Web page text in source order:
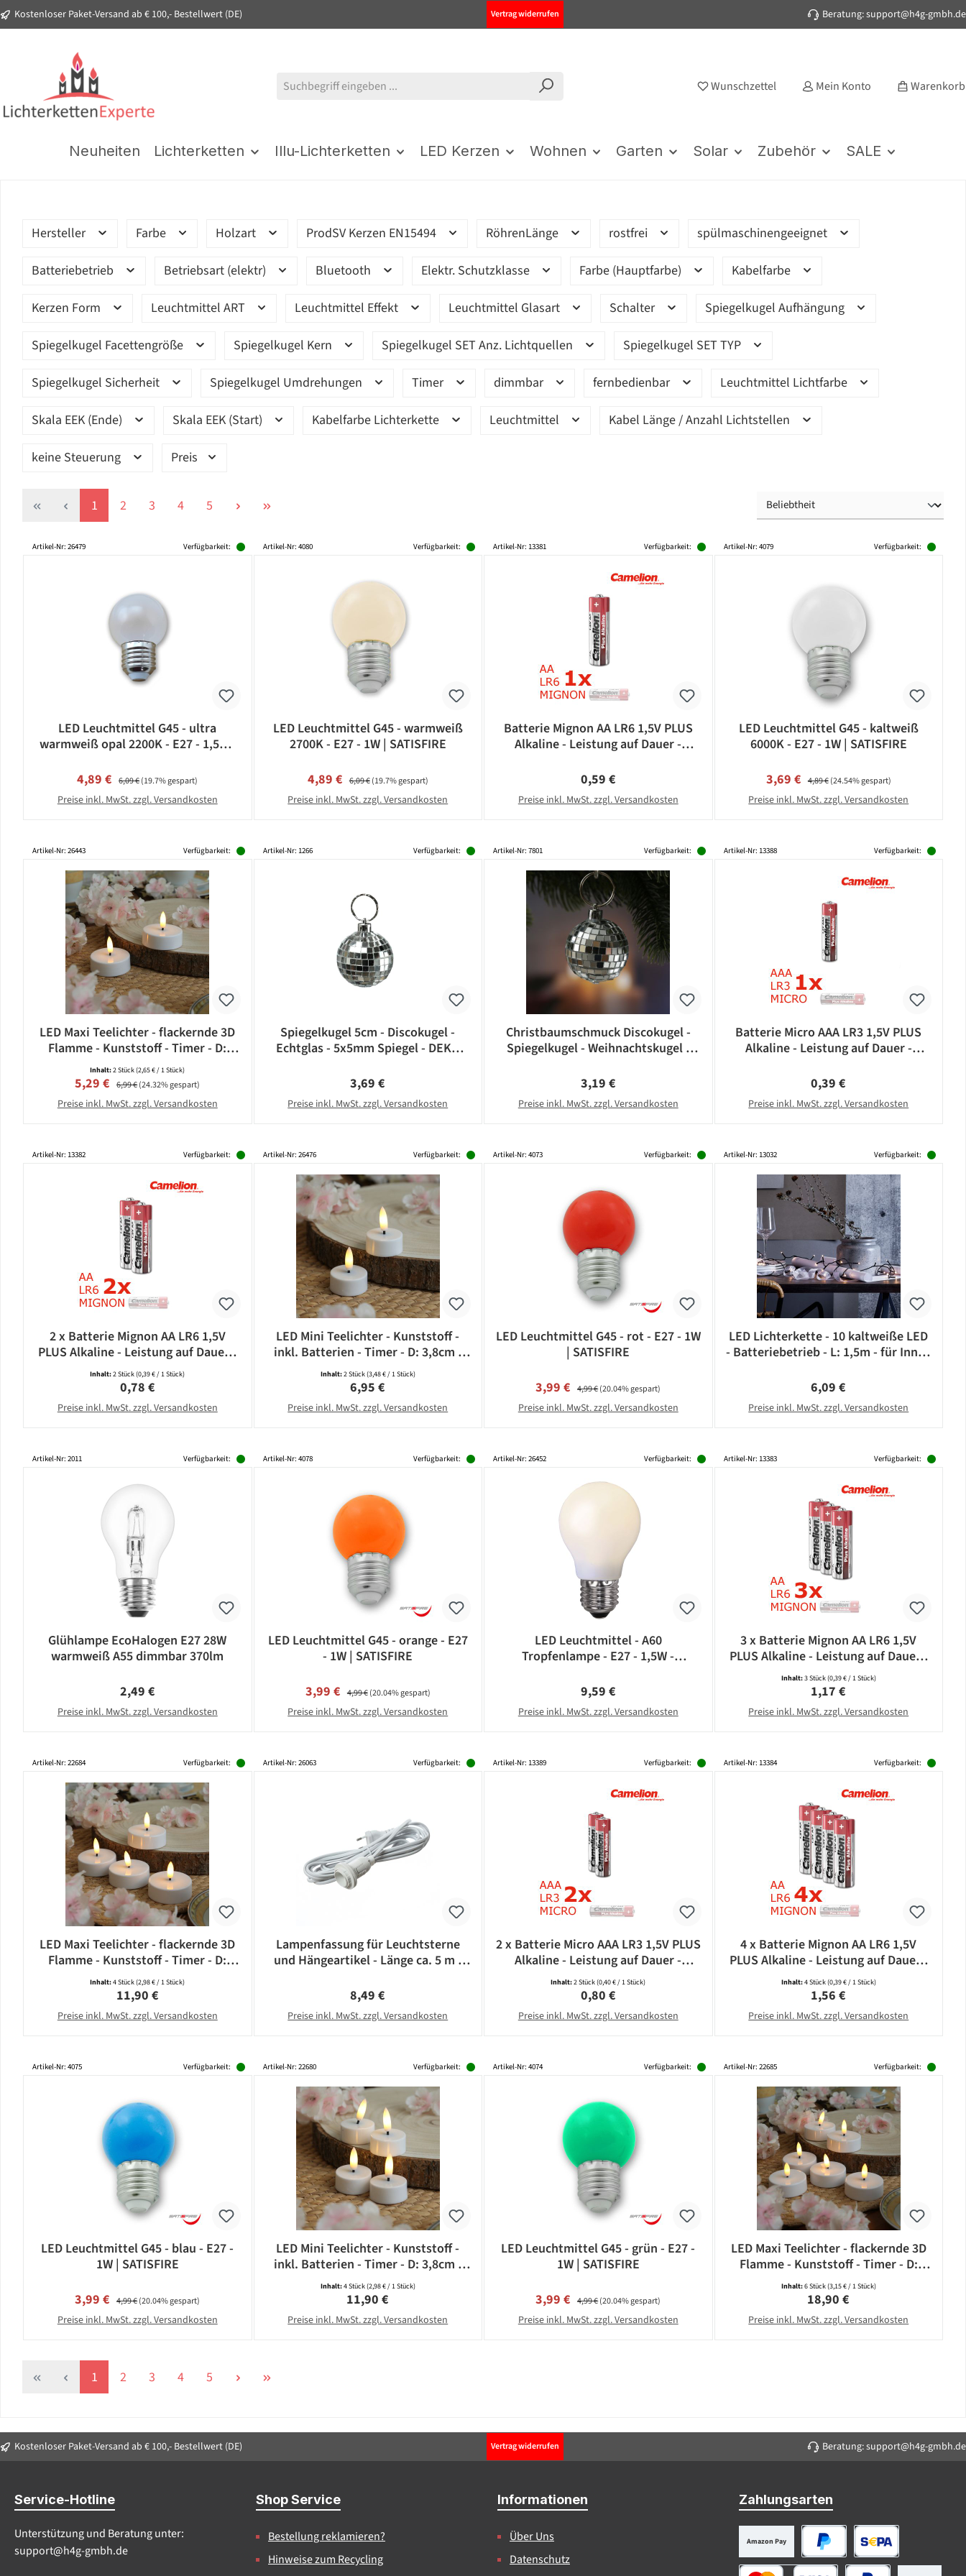
Zur Hauptnavigation springen
Kostenloser Paket-Versand ab € 100,- Bestellwert (DE) Vertrag widerrufen Beratung: support@h4g-gmbh.de
Wunschzettel Mein Konto Warenkorb
Neuheiten Lichterketten Illu-Lichterketten LED Kerzen Wohnen Garten Solar Zubehör SALE
Hersteller Farbe Holzart ProdSV Kerzen EN15494 RöhrenLänge rostfrei spülmaschinengeeignet
Batteriebetrieb Betriebsart (elektr) Bluetooth Elektr. Schutzklasse Farbe (Hauptfarbe) Kabelfarbe
Kerzen Form Leuchtmittel ART Leuchtmittel Effekt Leuchtmittel Glasart Schalter Spiegelkugel Aufhängung
Spiegelkugel Facettengröße Spiegelkugel Kern Spiegelkugel SET Anz. Lichtquellen Spiegelkugel SET TYP
Spiegelkugel Sicherheit Spiegelkugel Umdrehungen Timer dimmbar fernbedienbar Leuchtmittel Lichtfarbe
Skala EEK (Ende) Skala EEK (Start) Kabelfarbe Lichterkette Leuchtmittel Kabel Länge / Anzahl Lichtstellen
keine Steuerung Preis
Seite
1 Seite
2 Seite
3 Seite
4 Seite
5
Artikel-Nr: 26479 Verfügbarkeit:
LED Leuchtmittel G45 - ultra
warmweiß opal 2200K - E27 - 1,5W |
Verkaufspreis:
4,89 € Regulärer Preis:
6,09 €(19.7% gespart)
Preise inkl. MwSt. zzgl. Versandkosten
Artikel-Nr: 4080 Verfügbarkeit:
LED Leuchtmittel G45 - warmweiß
2700K - E27 - 1W | SATISFIRE
Verkaufspreis:
4,89 € Regulärer Preis:
6,09 €(19.7% gespart)
Preise inkl. MwSt. zzgl. Versandkosten
Artikel-Nr: 13381 Verfügbarkeit:
Batterie Mignon AA LR6 1,5V PLUS
Alkaline - Leistung auf Dauer -
Regulärer Preis:
0,59 €
Preise inkl. MwSt. zzgl. Versandkosten
Artikel-Nr: 4079 Verfügbarkeit:
LED Leuchtmittel G45 - kaltweiß
6000K - E27 - 1W | SATISFIRE
Verkaufspreis:
3,69 € Regulärer Preis:
4,89 €(24.54% gespart)
Preise inkl. MwSt. zzgl. Versandkosten
Artikel-Nr: 26443 Verfügbarkeit:
LED Maxi Teelichter - flackernde 3D
Flamme - Kunststoff - Timer - D:
5,8cm - weiß - 2er Set
Inhalt:2 Stück(2,65 € / 1 Stück)
Verkaufspreis:
5,29 € Regulärer Preis:
6,99 €(24.32% gespart)
Preise inkl. MwSt. zzgl. Versandkosten
Artikel-Nr: 1266 Verfügbarkeit:
Spiegelkugel 5cm - Discokugel -
Echtglas - 5x5mm Spiegel - DEKO
Regulärer Preis:
3,69 €
Preise inkl. MwSt. zzgl. Versandkosten
Artikel-Nr: 7801 Verfügbarkeit:
Christbaumschmuck Discokugel -
Spiegelkugel - Weihnachtskugel -
Regulärer Preis:
3,19 €
Preise inkl. MwSt. zzgl. Versandkosten
Artikel-Nr: 13388 Verfügbarkeit:
Batterie Micro AAA LR3 1,5V PLUS
Alkaline - Leistung auf Dauer -
Regulärer Preis:
0,39 €
Preise inkl. MwSt. zzgl. Versandkosten
Artikel-Nr: 13382 Verfügbarkeit:
2 x Batterie Mignon AA LR6 1,5V
PLUS Alkaline - Leistung auf Dauer -
CAMELION
Inhalt:2 Stück(0,39 € / 1 Stück)
Regulärer Preis:
0,78 €
Preise inkl. MwSt. zzgl. Versandkosten
Artikel-Nr: 26476 Verfügbarkeit:
LED Mini Teelichter - Kunststoff -
inkl. Batterien - Timer - D: 3,8cm -
weiß - 2 Stück
Inhalt:2 Stück(3,48 € / 1 Stück)
Regulärer Preis:
6,95 €
Preise inkl. MwSt. zzgl. Versandkosten
Artikel-Nr: 4073 Verfügbarkeit:
LED Leuchtmittel G45 - rot - E27 - 1W
| SATISFIRE
Verkaufspreis:
3,99 € Regulärer Preis:
4,99 €(20.04% gespart)
Preise inkl. MwSt. zzgl. Versandkosten
Artikel-Nr: 13032 Verfügbarkeit:
LED Lichterkette - 10 kaltweiße LED
- Batteriebetrieb - L: 1,5m - für Innen
Regulärer Preis:
6,09 €
Preise inkl. MwSt. zzgl. Versandkosten
Artikel-Nr: 2011 Verfügbarkeit:
Glühlampe EcoHalogen E27 28W
warmweiß A55 dimmbar 370lm
Regulärer Preis:
2,49 €
Preise inkl. MwSt. zzgl. Versandkosten
Artikel-Nr: 4078 Verfügbarkeit:
LED Leuchtmittel G45 - orange - E27
- 1W | SATISFIRE
Verkaufspreis:
3,99 € Regulärer Preis:
4,99 €(20.04% gespart)
Preise inkl. MwSt. zzgl. Versandkosten
Artikel-Nr: 26452 Verfügbarkeit:
LED Leuchtmittel - A60
Tropfenlampe - E27 - 1,5W -
schlagfestes Polycarbonat
Regulärer Preis:
9,59 €
Preise inkl. MwSt. zzgl. Versandkosten
Artikel-Nr: 13383 Verfügbarkeit:
3 x Batterie Mignon AA LR6 1,5V
PLUS Alkaline - Leistung auf Dauer -
CAMELION
Inhalt:3 Stück(0,39 € / 1 Stück)
Regulärer Preis:
1,17 €
Preise inkl. MwSt. zzgl. Versandkosten
Artikel-Nr: 22684 Verfügbarkeit:
LED Maxi Teelichter - flackernde 3D
Flamme - Kunststoff - Timer - D:
5,8cm - weiß - 4er Set
Inhalt:4 Stück(2,98 € / 1 Stück)
Regulärer Preis:
11,90 €
Preise inkl. MwSt. zzgl. Versandkosten
Artikel-Nr: 26063 Verfügbarkeit:
Lampenfassung für Leuchtsterne
und Hängeartikel - Länge ca. 5 m -
Regulärer Preis:
8,49 €
Preise inkl. MwSt. zzgl. Versandkosten
Artikel-Nr: 13389 Verfügbarkeit:
2 x Batterie Micro AAA LR3 1,5V PLUS
Alkaline - Leistung auf Dauer -
CAMELION
Inhalt:2 Stück(0,40 € / 1 Stück)
Regulärer Preis:
0,80 €
Preise inkl. MwSt. zzgl. Versandkosten
Artikel-Nr: 13384 Verfügbarkeit:
4 x Batterie Mignon AA LR6 1,5V
PLUS Alkaline - Leistung auf Dauer -
CAMELION
Inhalt:4 Stück(0,39 € / 1 Stück)
Regulärer Preis:
1,56 €
Preise inkl. MwSt. zzgl. Versandkosten
Artikel-Nr: 4075 Verfügbarkeit:
LED Leuchtmittel G45 - blau - E27 -
1W | SATISFIRE
Verkaufspreis:
3,99 € Regulärer Preis:
4,99 €(20.04% gespart)
Preise inkl. MwSt. zzgl. Versandkosten
Artikel-Nr: 22680 Verfügbarkeit:
LED Mini Teelichter - Kunststoff -
inkl. Batterien - Timer - D: 3,8cm -
weiß - 4 Stück
Inhalt:4 Stück(2,98 € / 1 Stück)
Regulärer Preis:
11,90 €
Preise inkl. MwSt. zzgl. Versandkosten
Artikel-Nr: 4074 Verfügbarkeit:
LED Leuchtmittel G45 - grün - E27 -
1W | SATISFIRE
Verkaufspreis:
3,99 € Regulärer Preis:
4,99 €(20.04% gespart)
Preise inkl. MwSt. zzgl. Versandkosten
Artikel-Nr: 22685 Verfügbarkeit:
LED Maxi Teelichter - flackernde 3D
Flamme - Kunststoff - Timer - D:
5,8cm - weiß - 6er Set
Inhalt:6 Stück(3,15 € / 1 Stück)
Regulärer Preis:
18,90 €
Preise inkl. MwSt. zzgl. Versandkosten
Seite
1 Seite
2 Seite
3 Seite
4 Seite
5
Kostenloser Paket-Versand ab € 100,- Bestellwert (DE) Vertrag widerrufen Beratung: support@h4g-gmbh.de
Service-Hotline
Unterstützung und Beratung unter:
support@h4g-gmbh.de
Shop Service
Bestellung reklamieren?
Hinweise zum Recycling
Informationen
Über Uns
Datenschutz
Zahlungsarten
Amazon Pay
PayPal SEPA Lastschrift